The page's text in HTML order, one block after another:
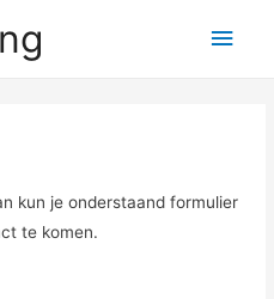
kun je onderstaand formulier
te komen.